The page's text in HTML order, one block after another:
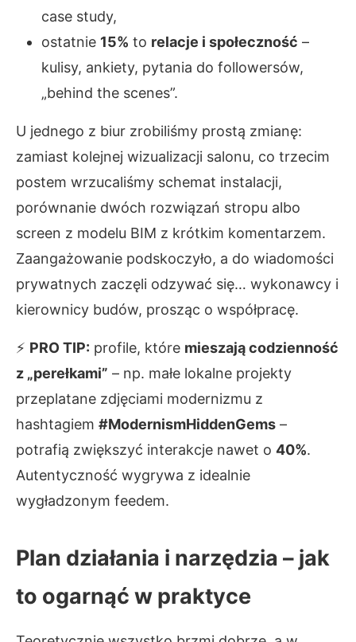
case study,
ostatnie 15% to relacje i społeczność –
kulisy, ankiety, pytania do followersów,
„behind the scenes”.
U jednego z biur zrobiliśmy prostą zmianę:
zamiast kolejnej wizualizacji salonu, co trzecim
postem wrzucaliśmy schemat instalacji,
porównanie dwóch rozwiązań stropu albo
screen z modelu BIM z krótkim komentarzem.
Zaangażowanie podskoczyło, a do wiadomości
prywatnych zaczęli odzywać się… wykonawcy i
kierownicy budów, prosząc o współpracę.
⚡ PRO TIP: profile, które mieszają codzienność
z „perełkami” – np. małe lokalne projekty
przeplatane zdjęciami modernizmu z
hashtagiem #ModernismHiddenGems –
potrafią zwiększyć interakcje nawet o 40%.
Autentyczność wygrywa z idealnie
wygładzonym feedem.
Plan działania i narzędzia – jak
to ogarnąć w praktyce